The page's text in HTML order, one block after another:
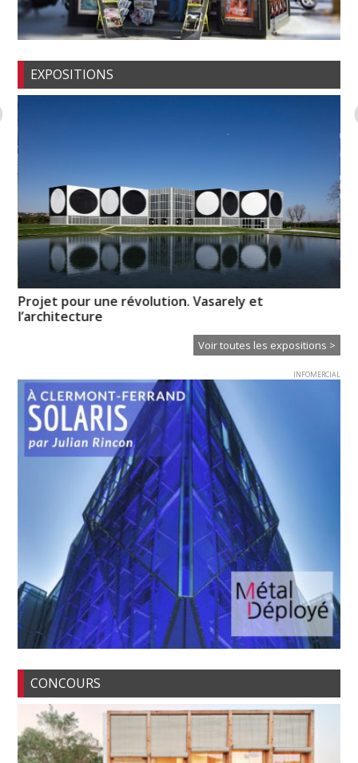
EXPOSITIONS
Projet pour une révolution. Vasarely et
l’architecture
Voir toutes les expositions >
INFOMERCIAL
CONCOURS